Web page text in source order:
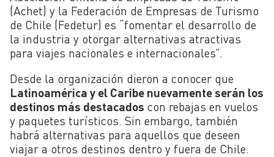
(Achet) y la Federación de Empresas de Turismo
de Chile (Fedetur) es “fomentar el desarrollo de
la industria y otorgar alternativas atractivas
para viajes nacionales e internacionales”.
Desde la organización dieron a conocer que
Latinoamérica y el Caribe nuevamente serán los
destinos más destacados con rebajas en vuelos
y paquetes turísticos. Sin embargo, también
habrá alternativas para aquellos que deseen
viajar a otros destinos dentro y fuera de Chile.